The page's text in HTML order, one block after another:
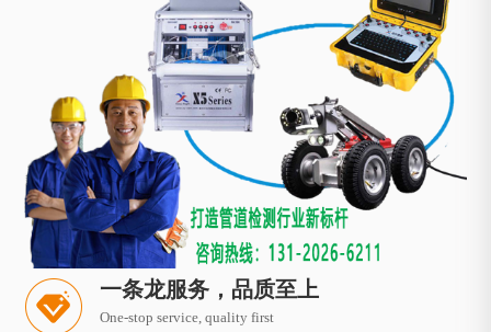
一条龙服务，品质至上
One-stop service, quality first